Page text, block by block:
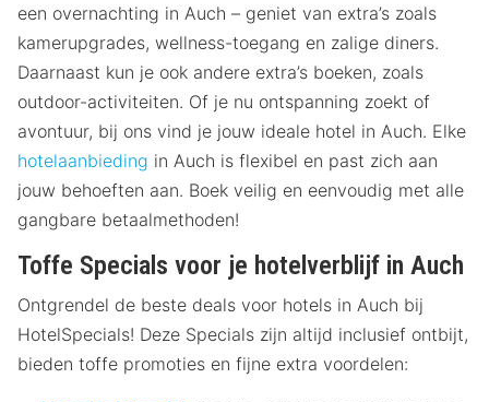
een overnachting in Auch – geniet van extra’s zoals
kamerupgrades, wellness-toegang en zalige diners.
Daarnaast kun je ook andere extra’s boeken, zoals
outdoor-activiteiten. Of je nu ontspanning zoekt of
avontuur, bij ons vind je jouw ideale hotel in Auch. Elke
hotelaanbieding in Auch is flexibel en past zich aan
jouw behoeften aan. Boek veilig en eenvoudig met alle
gangbare betaalmethoden!
Toffe Specials voor je hotelverblijf in Auch
Ontgrendel de beste deals voor hotels in Auch bij
HotelSpecials! Deze Specials zijn altijd inclusief ontbijt,
bieden toffe promoties en fijne extra voordelen: